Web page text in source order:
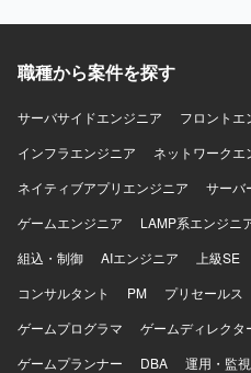
技術面からリードしつつ、品
魅力】 交通インフラ領域の重
クトにおいて、モバイル開発
後続工程まで広く関わってい
アプリや位置情報・写真登録
務の効率化や安全性向上に貢
いただける可能性があります。 【開発環境】
iOS（iPhone）向けアプリケ
／Spring Boot、フロントエン
クと連携する想定です。また
検討している環境です。
職種から案件を探す
サーバサイドエンジニア
フロントエ
インフラエンジニア
ネットワークエ
ネイティブアプリエンジニア
サーバ
ゲームエンジニア
LAMP系エンジニ
組込・制御
AIエンジニア 上級SE
コンサルタント
PM プリセールス
ゲームプログラマ
ゲームディレクタ
ゲームプランナー
DBA 運用・監視